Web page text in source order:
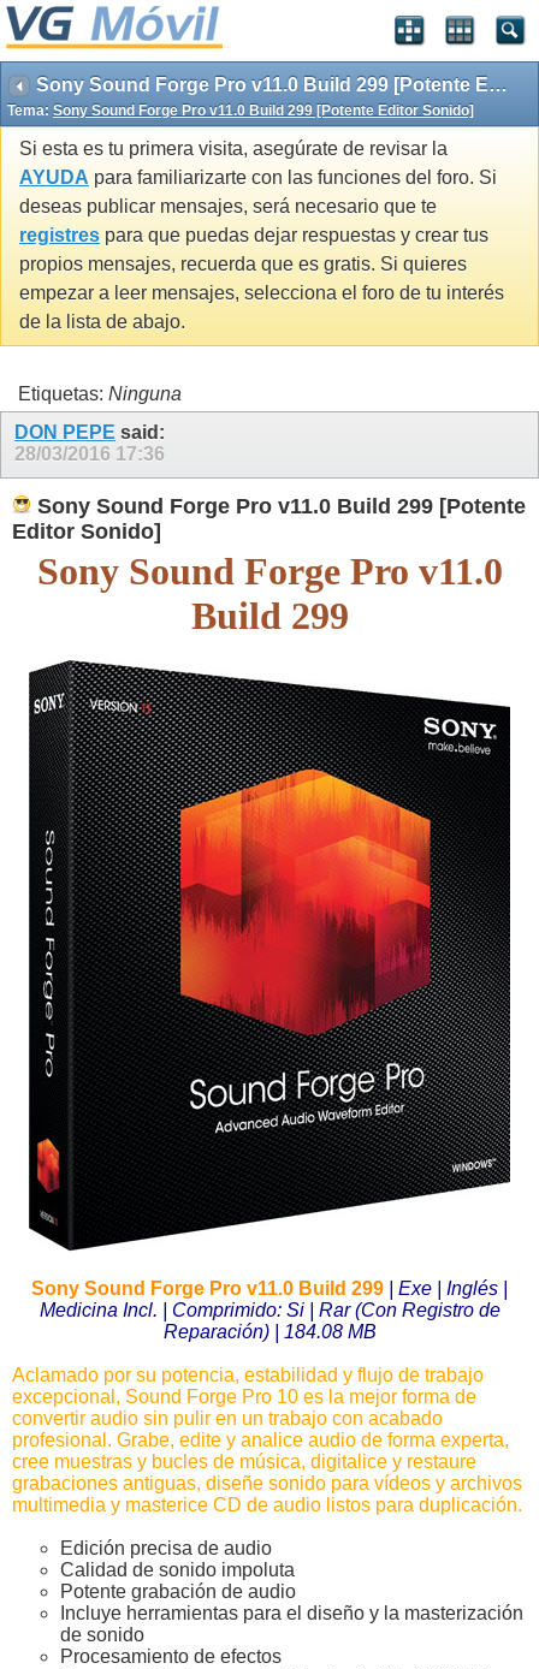
Sony Sound Forge Pro v11.0 Build 299 [Potente Editor Sonido]
Tema: Sony Sound Forge Pro v11.0 Build 299 [Potente Editor Sonido]
Si esta es tu primera visita, asegúrate de revisar la
AYUDA para familiarizarte con las funciones del foro. Si
deseas publicar mensajes, será necesario que te
registres para que puedas dejar respuestas y crear tus
propios mensajes, recuerda que es gratis. Si quieres
empezar a leer mensajes, selecciona el foro de tu interés
de la lista de abajo.
Etiquetas: Ninguna
DON PEPE said:
28/03/2016 17:36
Sony Sound Forge Pro v11.0 Build 299 [Potente
Editor Sonido]
Sony Sound Forge Pro v11.0
Build 299
Sony Sound Forge Pro v11.0 Build 299
| Exe | Inglés |
Medicina Incl. | Comprimido: Si | Rar (Con Registro de
Reparación) | 184.08 MB
Aclamado por su potencia, estabilidad y flujo de trabajo
excepcional, Sound Forge Pro 10 es la mejor forma de
convertir audio sin pulir en un trabajo con acabado
profesional. Grabe, edite y analice audio de forma experta,
cree muestras y bucles de música, digitalice y restaure
grabaciones antiguas, diseñe sonido para vídeos y archivos
multimedia y masterice CD de audio listos para duplicación.
Edición precisa de audio
Calidad de sonido impoluta
Potente grabación de audio
Incluye herramientas para el diseño y la masterización
de sonido
Procesamiento de efectos